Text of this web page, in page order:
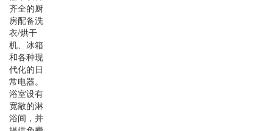
齐全的厨
房配备洗
衣/烘干
机、冰箱
和各种现
代化的日
常电器。
浴室设有
宽敞的淋
浴间，并